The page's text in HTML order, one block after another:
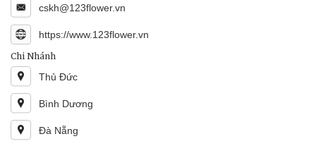
cskh@123flower.vn
https://www.123flower.vn
Chi Nhánh
Thủ Đức
Bình Dương
Đà Nẵng